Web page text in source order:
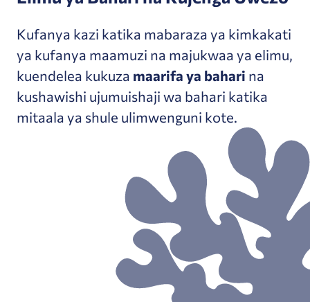
Kufanya kazi katika mabaraza ya kimkakati
ya kufanya maamuzi na majukwaa ya elimu,
kuendelea kukuza maarifa ya bahari na
kushawishi ujumuishaji wa bahari katika
mitaala ya shule ulimwenguni kote.